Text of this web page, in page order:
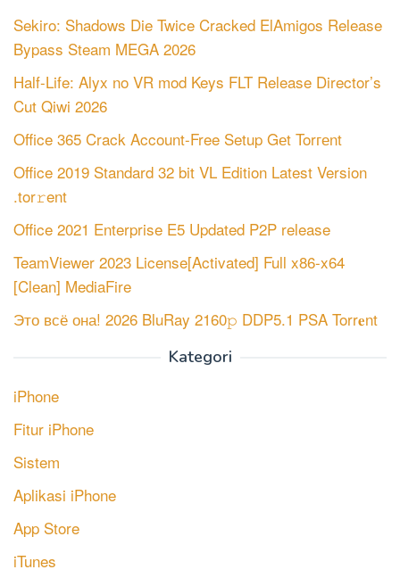
Sekiro: Shadows Die Twice Cracked ElAmigos Release
Bypass Steam MEGA 2026
Half-Life: Alyx no VR mod Keys FLT Release Director’s
Cut Qiwi 2026
Office 365 Crack Account-Free Setup Gеt Torгеnt
Office 2019 Standard 32 bit VL Edition Latest Version
.tor𝚛ent
Office 2021 Enterprise E5 Updated P2P release
TeamViewer 2023 License[Activated] Full x86-x64
[Clean] MediaFire
Это всё она! 2026 BluRay 2160𝚙 DDP5.1 PSA Torr𝐞nt
Kategori
iPhone
Fitur iPhone
Sistem
Aplikasi iPhone
App Store
iTunes